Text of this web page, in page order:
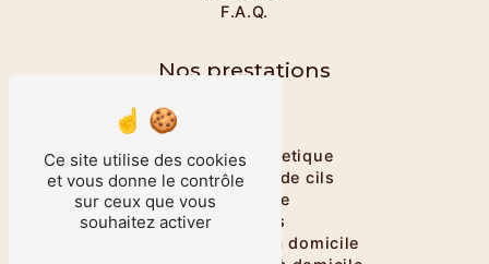
F.A.Q.
Nos prestations
Massage énergetique
Rehaussement de cils
Maquillage
Épilations
Salon esthétique à domicile
Ce site utilise des cookies
et vous donne le contrôle
sur ceux que vous
souhaitez activer